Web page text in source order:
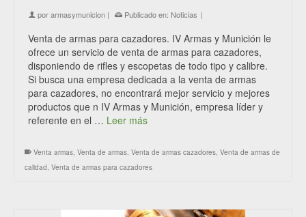
porarmasymunicion | Publicado en: Noticias |
Venta de armas para cazadores. IV Armas y Munición le
ofrece un servicio de venta de armas para cazadores,
disponiendo de rifles y escopetas de todo tipo y calibre.
Si busca una empresa dedicada a la venta de armas
para cazadores, no encontrará mejor servicio y mejores
productos que n IV Armas y Munición, empresa líder y
referente en el … Leer más
Venta armas, Venta de armas, Venta de armas cazadores, Venta de armas de
calidad, Venta de armas para cazadores